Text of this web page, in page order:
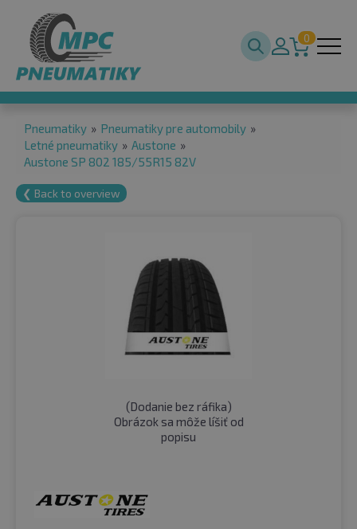
0
Pneumatiky » Pneumatiky pre automobily »
Letné pneumatiky » Austone »
Austone SP 802 185/55R15 82V
❮ Back to overview
(Dodanie bez ráfika)
Obrázok sa môže líšiť od
popisu